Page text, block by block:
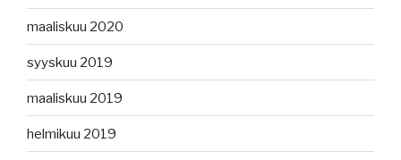
maaliskuu 2020
syyskuu 2019
maaliskuu 2019
helmikuu 2019